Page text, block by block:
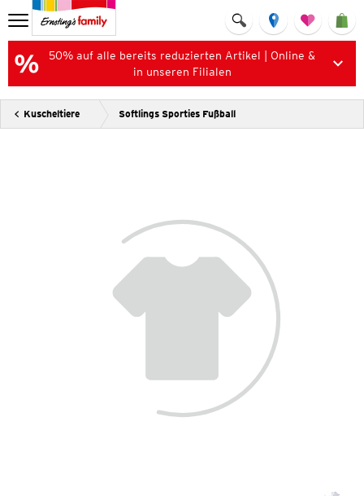
50% auf alle bereits reduzierten Artikel | Online &
in unseren Filialen
Kuscheltiere Softlings Sporties Fußball